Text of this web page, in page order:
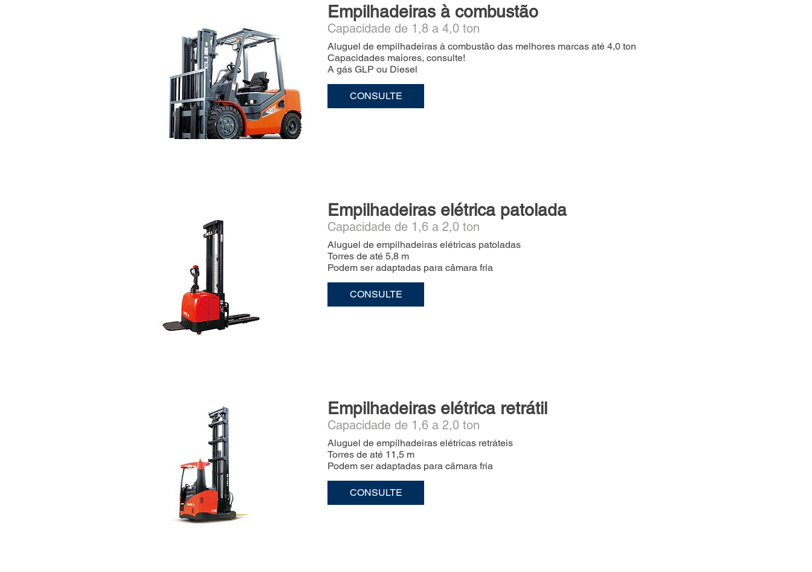
Empilhadeiras à combustão
Capacidade de 1,8 a 4,0 ton
Aluguel de empilhadeiras à combustão das melhores marcas até 4,0 ton
Capacidades maiores, consulte!
A gás GLP ou Diesel
CONSULTE
Empilhadeiras elétrica patolada
Capacidade de 1,6 a 2,0 ton
Aluguel de empilhadeiras elétricas patoladas
Torres de até 5,8 m
Podem ser adaptadas para câmara fria
CONSULTE
Empilhadeiras elétrica retrátil
Capacidade de 1,6 a 2,0 ton
Aluguel de empilhadeiras elétricas retráteis
Torres de até 11,5 m
Podem ser adaptadas para câmara fria
CONSULTE